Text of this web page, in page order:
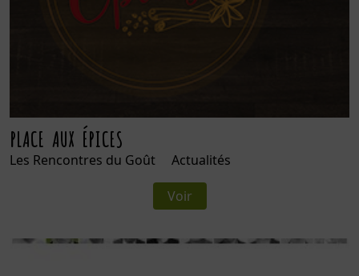
PLACE AUX ÉPICES
Les Rencontres du Goût Actualités
Voir